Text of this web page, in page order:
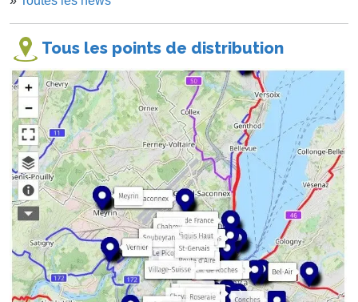
Tous les points de distribution